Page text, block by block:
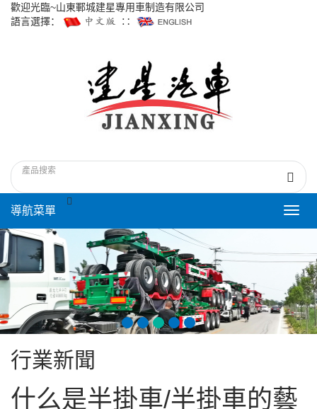
歡迎光臨~山東鄆城建星專用車制造有限公司
語言選擇：
∷
導航菜單
行業新聞
什么是半掛車/半掛車的藝